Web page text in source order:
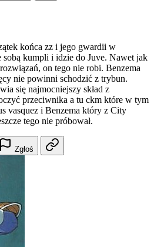
końca zz i jego gwardii w
sobą kumpli i idzie do Juve. Nawet jak
on tego nie robi. Benzema
nie powinni schodzić z trybun.
się najmocniejszy skład z
przeciwnika a tu ckm które w tym
vasquez i Benzema który z City
tego nie próbował.
Zgłoś